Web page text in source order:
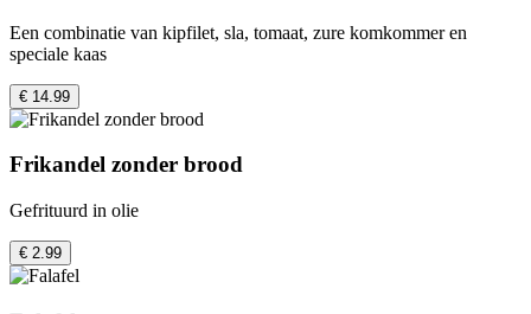
Een combinatie van kipfilet, sla, tomaat, zure komkommer en
speciale kaas
€ 14.99
Frikandel zonder brood
Gefrituurd in olie
€ 2.99